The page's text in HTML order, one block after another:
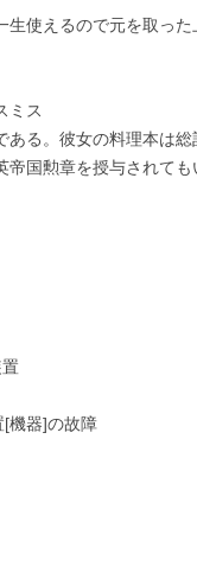
使えるので元を取っ
ミス
る。彼女の料理本は総
国勲章を授与されても
[機器]の故障